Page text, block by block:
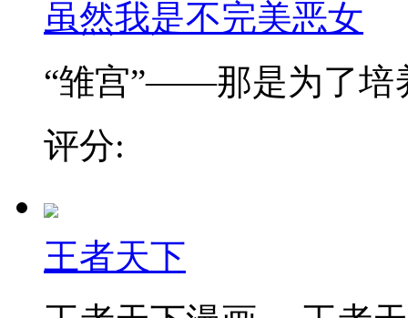
虽然我是不完美恶女
“雏宫”——那是为了培
评分:
王者天下